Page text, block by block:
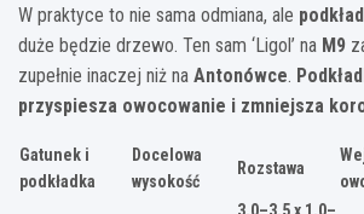
W praktyce to nie sama odmiana, ale
duże będzie drzewo. Ten sam ‘Ligol’ na M9
zupełnie inaczej niż na Antonówce.
przyspiesza owocowanie i zmniejsza
Gatunek i
podkładka
Docelowa
wysokość
Rozstawa
3,0–3,5 x 1,0–